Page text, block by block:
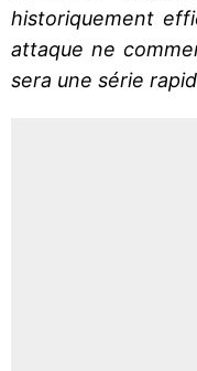
historiquement
attaque ne
sera une série